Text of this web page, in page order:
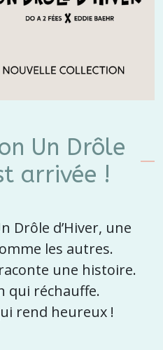
Un Drôle
arrivée !
Drôle d’Hiver, une
les autres.
une histoire.
qui réchauffe.
rend heureux !